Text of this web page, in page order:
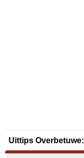
Uittips Overbetuwe: